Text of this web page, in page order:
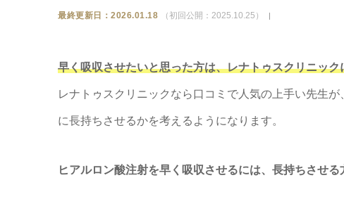
最終更新日：2026.01.18 （初回公開：2025.10.25）
早く吸収させたいと思った方は、レナトゥスクリニック
レナトゥスクリニックなら口コミで人気の上手い先生
に長持ちさせるかを考えるようになります。
ヒアルロン酸注射を早く吸収させるには、長持ちさせ